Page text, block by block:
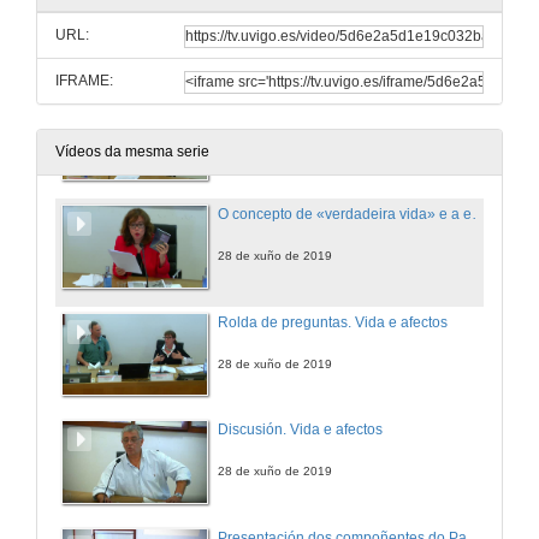
URL:
IFRAME:
Vídeos da mesma serie
28 de xuño de 2019
A vida como erro
O concepto de «verdadeira vida» e a entrada dos afectos no pensamento de Alain Badiou
28 de xuño de 2019
Rolda de preguntas. Vida e afectos
28 de xuño de 2019
Discusión. Vida e afectos
28 de xuño de 2019